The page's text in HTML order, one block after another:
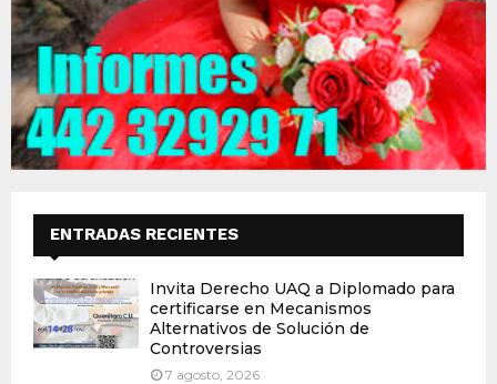
ENTRADAS RECIENTES
Invita Derecho UAQ a Diplomado para
certificarse en Mecanismos
Alternativos de Solución de
Controversias
7 agosto, 2026